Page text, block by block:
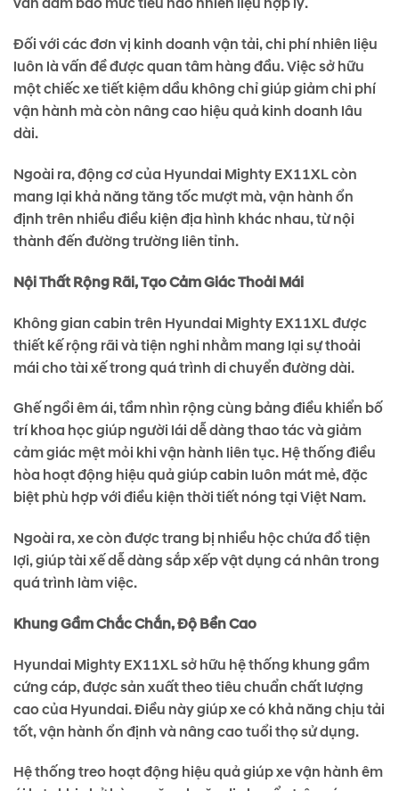
vẫn đảm bảo mức tiêu hao nhiên liệu hợp lý.
Đối với các đơn vị kinh doanh vận tải, chi phí nhiên liệu
luôn là vấn đề được quan tâm hàng đầu. Việc sở hữu
một chiếc xe tiết kiệm dầu không chỉ giúp giảm chi phí
vận hành mà còn nâng cao hiệu quả kinh doanh lâu
dài.
Ngoài ra, động cơ của Hyundai Mighty EX11XL còn
mang lại khả năng tăng tốc mượt mà, vận hành ổn
định trên nhiều điều kiện địa hình khác nhau, từ nội
thành đến đường trường liên tỉnh.
Nội Thất Rộng Rãi, Tạo Cảm Giác Thoải Mái
Không gian cabin trên Hyundai Mighty EX11XL được
thiết kế rộng rãi và tiện nghi nhằm mang lại sự thoải
mái cho tài xế trong quá trình di chuyển đường dài.
Ghế ngồi êm ái, tầm nhìn rộng cùng bảng điều khiển bố
trí khoa học giúp người lái dễ dàng thao tác và giảm
cảm giác mệt mỏi khi vận hành liên tục. Hệ thống điều
hòa hoạt động hiệu quả giúp cabin luôn mát mẻ, đặc
biệt phù hợp với điều kiện thời tiết nóng tại Việt Nam.
Ngoài ra, xe còn được trang bị nhiều hộc chứa đồ tiện
lợi, giúp tài xế dễ dàng sắp xếp vật dụng cá nhân trong
quá trình làm việc.
Khung Gầm Chắc Chắn, Độ Bền Cao
Hyundai Mighty EX11XL sở hữu hệ thống khung gầm
cứng cáp, được sản xuất theo tiêu chuẩn chất lượng
cao của Hyundai. Điều này giúp xe có khả năng chịu tải
tốt, vận hành ổn định và nâng cao tuổi thọ sử dụng.
Hệ thống treo hoạt động hiệu quả giúp xe vận hành êm